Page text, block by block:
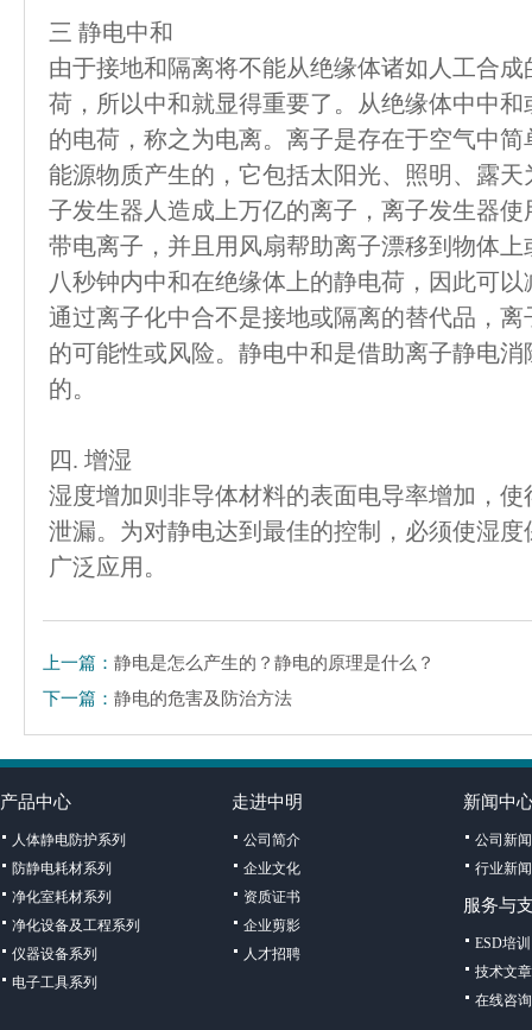
三 静电中和
由于接地和隔离将不能从绝缘体诸如人工合
荷，所以中和就显得重要了。从绝缘体中中
的电荷，称之为电离。离子是存在于空气中
能源物质产生的，它包括太阳光、照明、露
子发生器人造成上万亿的离子，离子发生器
带电离子，并且用风扇帮助离子漂移到物体
八秒钟内中和在绝缘体上的静电荷，因此可
通过离子化中合不是接地或隔离的替代品，
的可能性或风险。静电中和是借助离子静电
的。
四. 增湿
湿度增加则非导体材料的表面电导率增加，
泄漏。为对静电达到最佳的控制，必须使湿度
广泛应用。
上一篇： 静电是怎么产生的？静电的原理是什么？
下一篇： 静电的危害及防治方法
产品中心
人体静电防护系列
防静电耗材系列
净化室耗材系列
净化设备及工程系列
仪器设备系列
电子工具系列
走进中明
公司简介
企业文化
资质证书
企业剪影
人才招聘
新闻中
公司新闻
行业新闻
服务与
ESD培训
技术文章
在线咨询